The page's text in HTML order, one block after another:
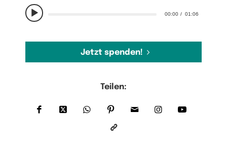
00:00 01:06
Jetzt spenden!
Teilen: